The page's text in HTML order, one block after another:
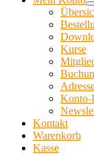
Kurse
Konto-
Kontakt
Warenkorb
Kasse